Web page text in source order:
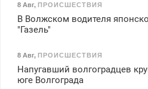
8 Авг, ПРОИСШЕСТВИЯ
В Волжском водителя
"Газель"
8 Авг, ПРОИСШЕСТВИЯ
Напугавший волгоградцев
юге Волгограда